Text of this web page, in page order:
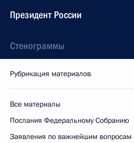
Президент России
Стенограммы
Рубрикация материалов
Все материалы
Послания Федеральному Собранию
Заявления по важнейшим вопросам